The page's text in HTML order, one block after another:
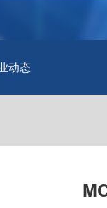
动态